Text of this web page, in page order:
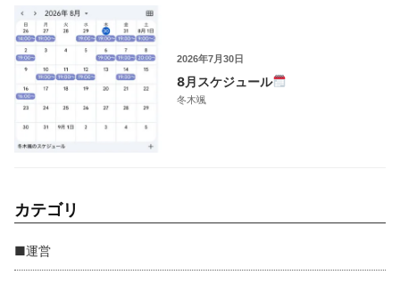
2026年7月30日
8月スケジュール
冬木颯
カテゴリ
■運営